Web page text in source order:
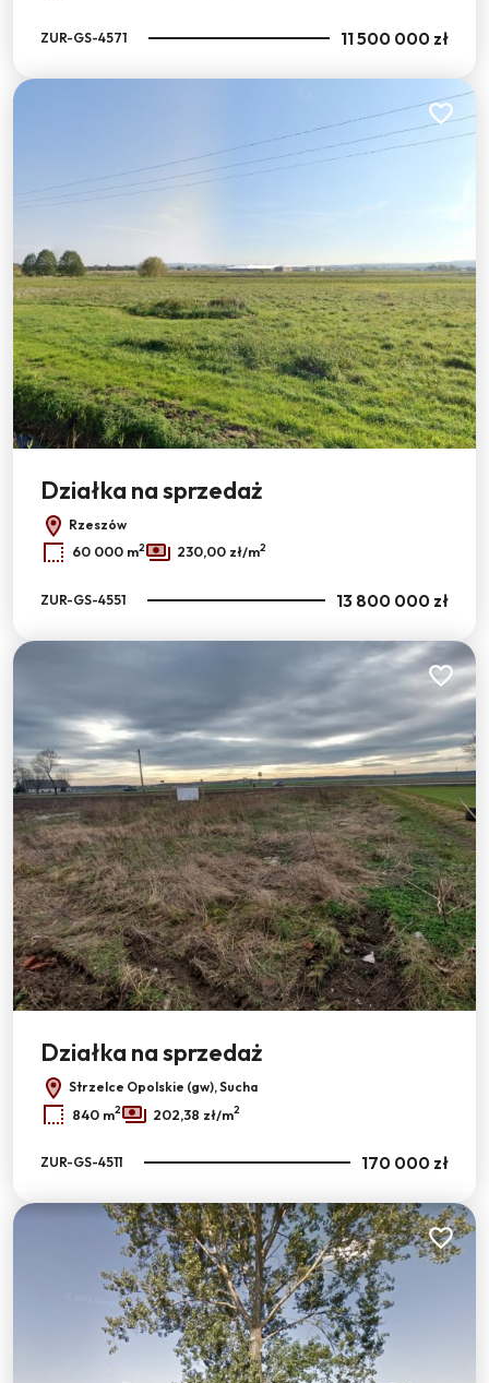
ZUR-GS-4571 11 500 000 zł
Dodaj
Działka na sprzedaż
Rzeszów
60 000 m2 230,00 zł/m2
ZUR-GS-4551 13 800 000 zł
Dodaj
Działka na sprzedaż
Strzelce Opolskie (gw), Sucha
840 m2 202,38 zł/m2
ZUR-GS-4511 170 000 zł
Dodaj